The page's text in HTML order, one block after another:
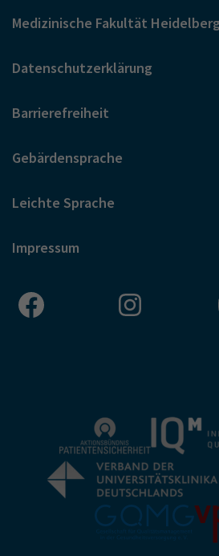
Medizinische Fakultät Heidelberg
Datenschutzerklärung
Barrierefreiheit
Gebärdensprache
Leichte Sprache
Impressum